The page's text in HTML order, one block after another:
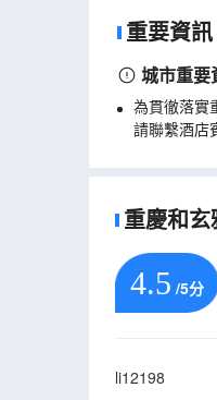
重要資訊
城市重要
為貫徹落實
請聯繫酒店
重慶和
4.5 /5分
li12198